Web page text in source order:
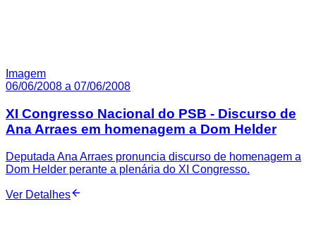
Imagem
06/06/2008 a 07/06/2008
XI Congresso Nacional do PSB - Discurso de
Ana Arraes em homenagem a Dom Helder
Deputada Ana Arraes pronuncia discurso de homenagem a
Dom Helder perante a plenária do XI Congresso.
Ver Detalhes